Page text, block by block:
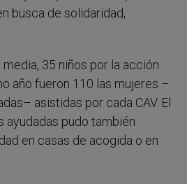
busca de solidaridad,
35 niños por la acción
año fueron 110 las mujeres –
asistidas por cada CAV. El
ayudadas pudo también
en casas de acogida o en